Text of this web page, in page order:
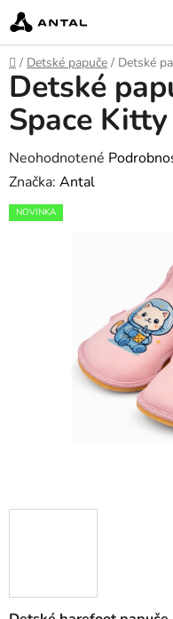
Prejsť
na
obsah
Domov
/ Detské papuče / Detské
Detské
Space Kitty
Priemerné
hodnotenie
produktu
Neohodnotené
Značka: Antal
NOVINKA